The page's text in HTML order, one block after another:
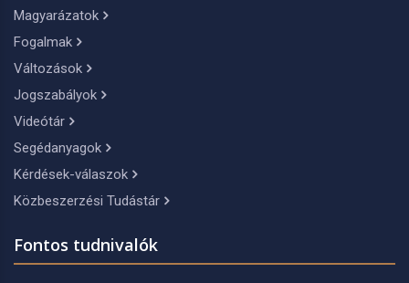
Magyarázatok
Fogalmak
Változások
Jogszabályok
Videótár
Segédanyagok
Kérdések-válaszok
Közbeszerzési Tudástár
Fontos tudnivalók